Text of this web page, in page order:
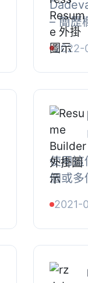
– 簡歷
局主題
2022-
使用這
個或多
質設
2021-